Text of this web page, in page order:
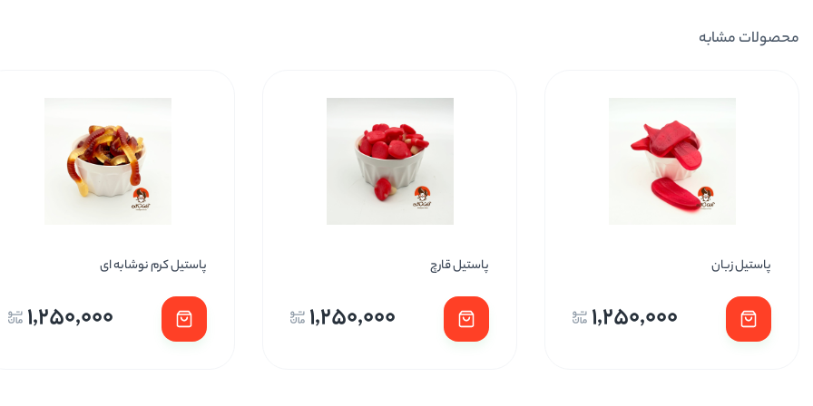
محصولات مشابه
پاستیل زبان
1,250,000
پاستیل قارچ
1,250,000
پاستیل کرم نوشابه ای
1,250,000